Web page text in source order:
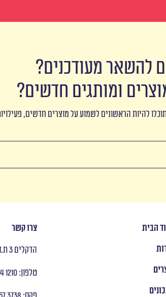
להשאר מעודכנים?
ומותגים חדשים?
להיות הראשונים לשמוע על מוצרים חדשים,
הבית
צרו קשר
הדקלים 3 ת.ד 8053 ראש העין
טלפון: ‭ +972 9 954 1210